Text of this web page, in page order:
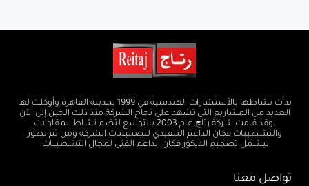
بدأت نشاطها بالأستشارات الهندسية في 1999 بمدينة القاهرة وأوكلت لها
العديد من المشاريع التي تشهد على نجاح الشركة منذ ذلك الحين إلى الآن
.وقد قامت شركة رتاچ عام 2003 بالتوسع لتضم نشاط المقاولات
والتشطيبات فكان الداعم التنفيذي لتصميمات الشركة ومن ثم تطور
ليشمل تصميم الديكور فكان الداعم الفني لمجال التشطيبات
تواصل معنا